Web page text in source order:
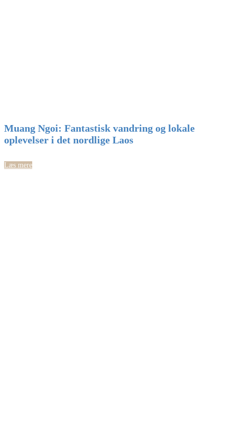
Muang Ngoi: Fantastisk vandring og lokale
oplevelser i det nordlige Laos
Læs mere